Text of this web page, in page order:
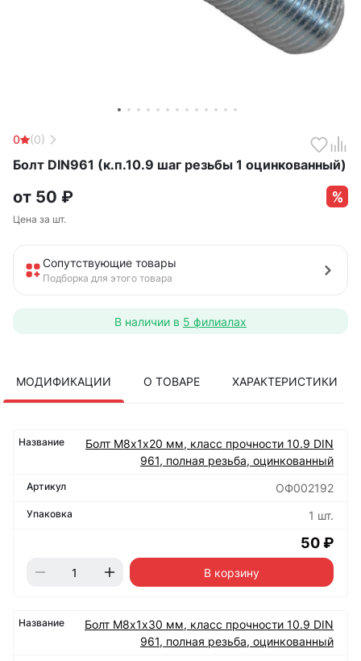
0 (0)
Болт DIN961 (к.п.10.9 шаг резьбы 1 оцинкованный)
от 50 ₽
Цена за шт.
Сопутствующие товары
Подборка для этого товара
В наличии в 5 филиалах
МОДИФИКАЦИИ О ТОВАРЕ ХАРАКТЕРИСТИКИ
Болт М8х1х20 мм, класс прочности 10.9 DIN
961, полная резьба, оцинкованный
ОФ002192
1 шт.
50 ₽
В корзину
Болт М8х1х30 мм, класс прочности 10.9 DIN
961, полная резьба, оцинкованный